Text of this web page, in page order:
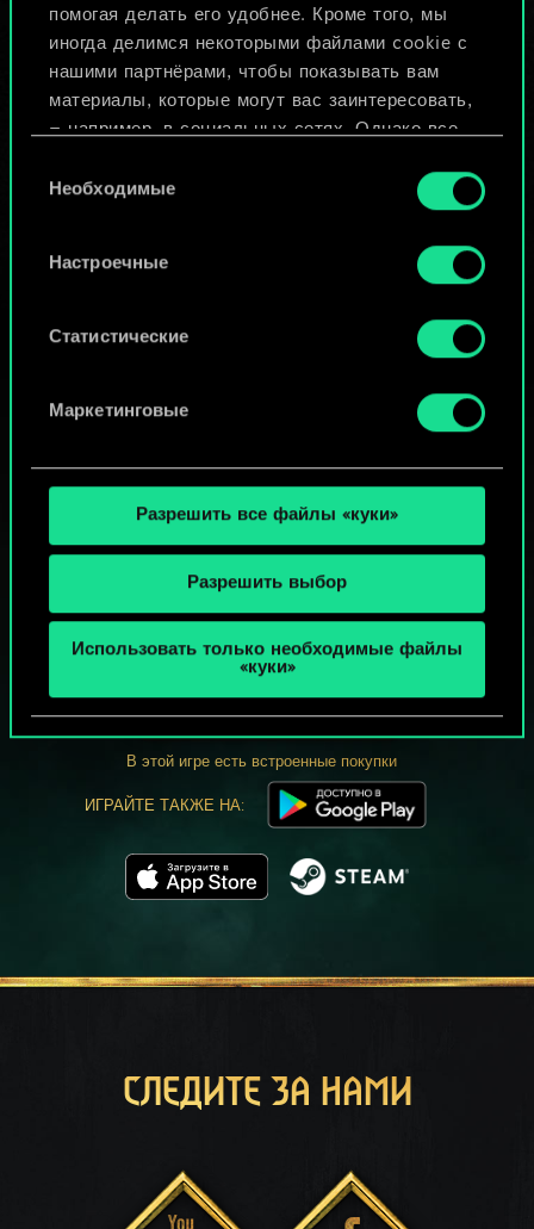
помогая делать его удобнее. Кроме того, мы
иногда делимся некоторыми файлами cookie с
нашими партнёрами, чтобы показывать вам
материалы, которые могут вас заинтересовать,
— например, в социальных сетях. Однако все
разрешения.
Найти подробную информацию о том, как мы
используем ваши файлы cookie, и изменить
«Настройки» ниже.
согласия
Необходимые
Настроечные
Статистические
Маркетинговые
Разрешить все файлы «куки»
Разрешить выбор
Использовать только необходимые файлы
«куки»
Изменить колоду
ИЛИ
МОЖЕТ ПАРТЕЕЧКУ В ГВИНТ?
ИГРАТЬ
БЕСПЛАТНО НА ПК
В этой игре есть встроенные покупки
ИГРАЙТЕ ТАКЖЕ НА:
СЛЕДИТЕ ЗА НАМИ